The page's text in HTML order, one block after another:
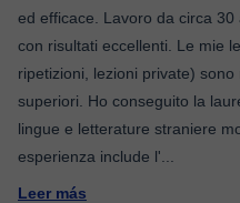
ed efficace. Lavoro da circa
con risultati eccellenti. Le mie
ripetizioni, lezioni private)
superiori. Ho conseguito la
lingue e letterature straniere
esperienza include l'
Leer más